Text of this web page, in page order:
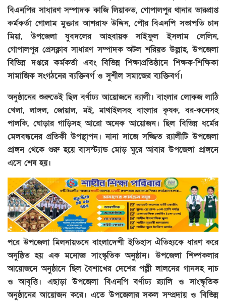
বিএনপির সাধারণ সম্পাদক কাজি লিয়াকত, গোপালপুর থানার ভারপ্রাপ্ত
কর্মকর্তা গোলাম মুক্তার আশরাফ উদ্দিন, পৌর বিএনপি সভাপতি চান
মিয়া, উপজেলা যুবদলের আহবায়ক সাইফুল ইসলাম লেলিন,
গোপালপুর প্রেসক্লাব সাধারণ সম্পাদক অটল শরিয়ত উল্লাহ, উপজেলা
বিভিন্ন দপ্তরে কর্মকর্তা এবং বিভিন্ন শিক্ষাপ্রতিষ্ঠানে শিক্ষক-শিক্ষিকা
সামাজিক সংগঠনের ব্যক্তিবর্গ ও সুশীল সমাজের ব্যক্তিবর্গ।
অনুষ্ঠানের শুরুতেই ছিল বর্ণাঢ্য আয়োজনে র‌্যালী। বাংলার লোকজ লাঠি
খেলা, লাঙ্গল, জোয়াল, মই, মাথাইলসহ বাংলার কৃষক, বর-কনেসহ
পালকি, ঘোড়ার গাড়িসহ আরো অনেক আয়োজন। ছিল বিভিন্ন ধর্মের
মেলবন্ধনের প্রতিকী উপস্থাপন। নানা সাজে সজ্জিত র‌্যালীটি উপজেলা
প্রাঙ্গন থেকে শুরু হয়ে বাসস্ট্যান্ড মোড় ঘুরে আবার উপজেলা প্রাঙ্গনে
এসে শেষ হয়।
পরে উপজেলা মিলনায়তনে বাংলাদেশী ইতিহাস ঐতিহ্যকে ধারণ করে
অনুষ্ঠিত হয় এক মনোজ্ঞ সাংস্কৃতিক অনুষ্ঠান। উপজেলা শিল্পকলার
আয়োজনে অনুষ্ঠানে ছিল বৈশাখের দেশের পল্লী লালনের গানসহ নাচ
ও আবৃত্তি। এছাড়া উপজেলা বিএনপি বর্ণাঢ্য র‌্যালি ও সাংস্কৃতিক
অনুষ্ঠানের আয়োজন করে। এতে উপজেলার সকল সম্প্রদায় ও বিভিন্ন